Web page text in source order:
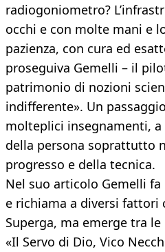
radiogoniometro?
occhi e con molte mani e
pazienza, con cura ed
proseguiva Gemelli – il
patrimonio di nozioni
indifferente». Un
molteplici insegnamenti,
della persona soprattutto
progresso e della tecnica.
Nel suo articolo Gemelli
e richiama a diversi fattori
Superga, ma emerge tra
«Il Servo di Dio, Vico